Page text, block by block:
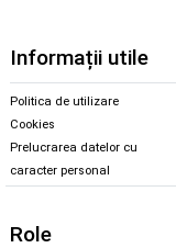
Informații utile
Politica de utilizare
Cookies
Prelucrarea datelor cu
caracter personal
Role